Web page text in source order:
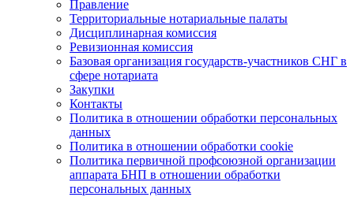
Правление
Территориальные нотариальные палаты
Дисциплинарная комиссия
Ревизионная комиссия
Базовая организация государств-участников СНГ в
сфере нотариата
Закупки
Контакты
Политика в отношении обработки персональных
данных
Политика в отношении обработки cookie
Политика первичной профсоюзной организации
аппарата БНП в отношении обработки
персональных данных